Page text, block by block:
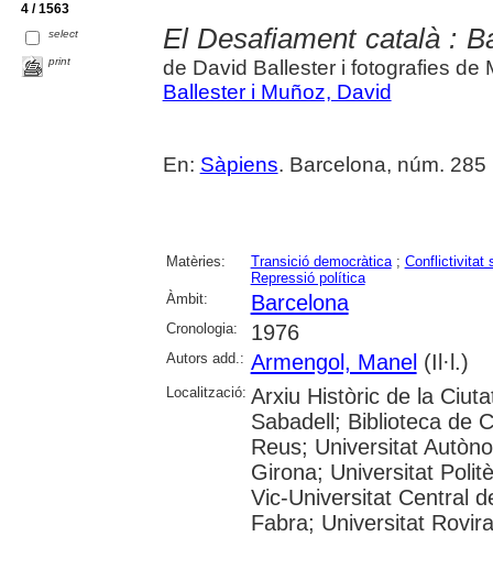
4 / 1563
select
print
El Desafiament català :
de David Ballester i fotografies de
Ballester i Muñoz, David
En: Sàpiens. Barcelona, núm.
Matèries: Transició democràtica; Conflictivitat
Repressió política
Àmbit:
Barcelona
Cronologia: 1976
Autors add.: Armengol, Manel (Il·l.)
Localització: Arxiu Històric de la
Sabadell; Biblioteca de
Reus; Universitat
Girona; Universitat
Vic-Universitat Central
Fabra; Universitat